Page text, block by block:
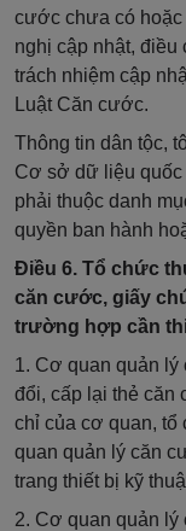
cước chưa có
nghị cập nhật,
trách nhiệm cập
Luật Căn cước.
Thông tin dân tộc,
Cơ sở dữ liệu
phải thuộc danh
quyền ban hành
Điều 6. Tổ chức
căn cước, giấy
trường hợp cần
1. Cơ quan quản
đổi, cấp lại thẻ căn
chỉ của cơ quan, tổ
quan quản lý căn
trang thiết bị kỹ
2. Cơ quan quản